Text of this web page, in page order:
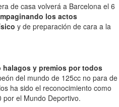
de casa volverá a Barcelona el 6
los actos
y de preparación de cara a la
y premios por todos
del mundo de 125cc no para de
ha sido el reconocimiento como
por el Mundo Deportivo.